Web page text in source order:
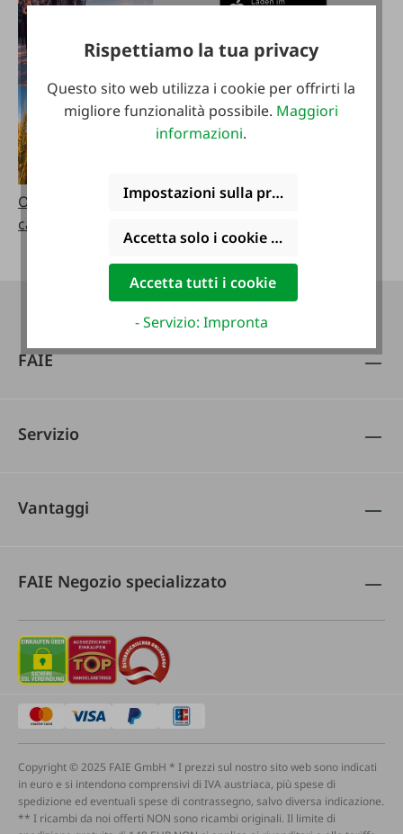
Ordinare i cataloghi
cataloghi sfogliabili
FAIE
Servizio
Vantaggi
FAIE Negozio specializzato
Copyright © 2025 FAIE GmbH * I prezzi sul nostro sito web sono indicati
in euro e si intendono comprensivi di IVA austriaca, più spese di
spedizione ed eventuali spese di contrassegno, salvo diversa indicazione.
** I ricambi da noi offerti NON sono ricambi originali. Il limite di
Rispettiamo la tua privacy
Questo sito web utilizza i cookie per offrirti la
migliore funzionalità possibile. Maggiori
informazioni.
Impostazioni sulla privacy
Accetta solo i cookie funzionali
Accetta tutti i cookie
- Servizio: Impronta